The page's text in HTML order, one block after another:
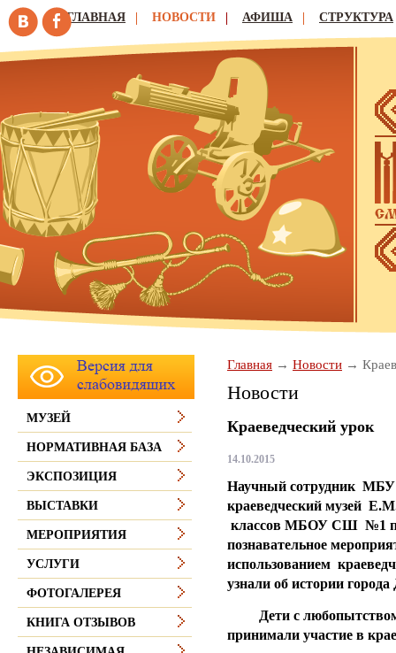
ГЛАВНАЯ НОВОСТИ АФИША СТРУКТУРА
Главная Новости
Новости
Краеведческий урок
14.10.2015
Научный сотрудник МБУ
краеведческий музей
классов МБОУ СШ №1
познавательное
использованием
узнали об истории
Дети с любопытством
принимали участие в
МУЗЕЙ
НОРМАТИВНАЯ БАЗА
ЭКСПОЗИЦИЯ
ВЫСТАВКИ
МЕРОПРИЯТИЯ
УСЛУГИ
ФОТОГАЛЕРЕЯ
КНИГА ОТЗЫВОВ